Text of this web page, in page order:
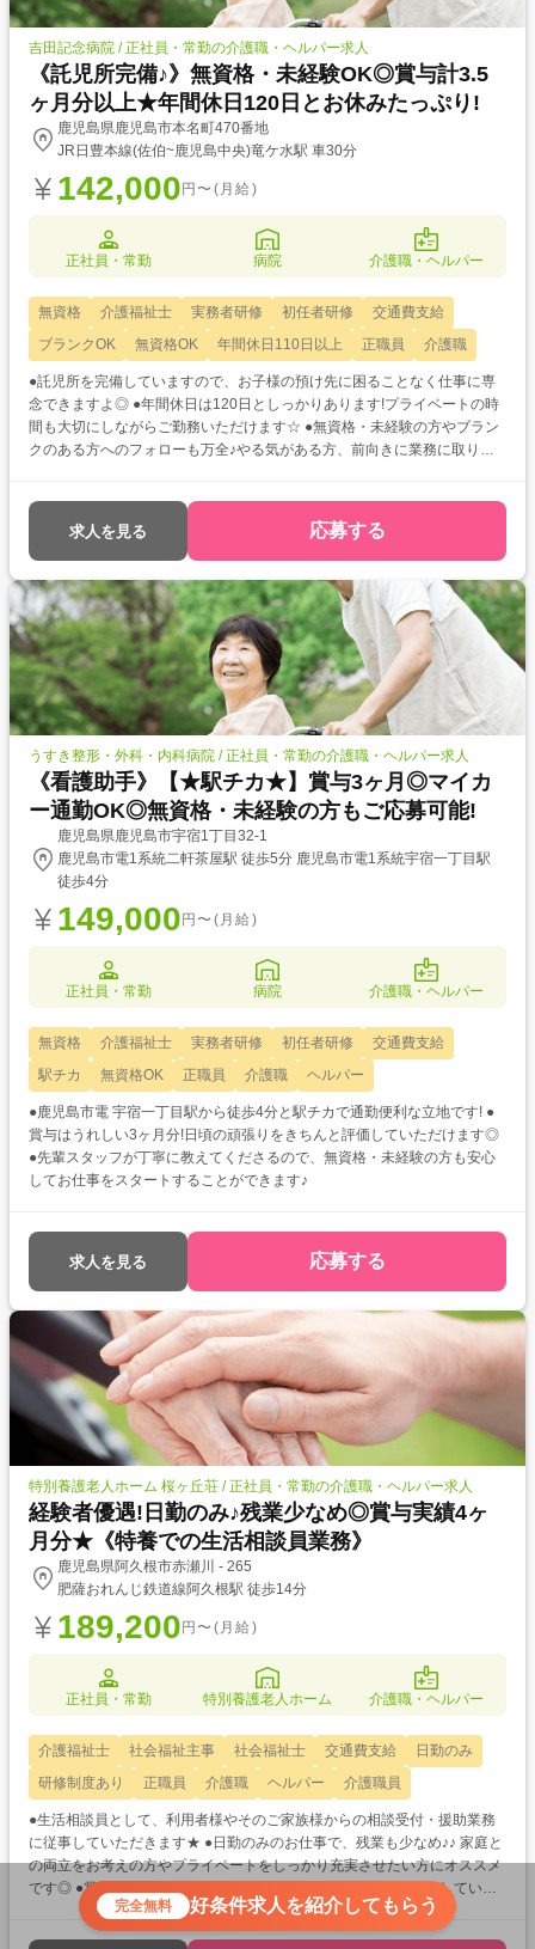
吉田記念病院 / 正社員・常勤の介護職・ヘルパー求人
《託児所完備♪》無資格・未経験OK◎賞与計3.5
ヶ月分以上★年間休日120日とお休みたっぷり!
鹿児島県鹿児島市本名町470番地
JR日豊本線(佐伯~鹿児島中央)竜ケ水駅 車30分
142,000 円〜(月給)
正社員・常勤 病院 介護職・ヘルパー
無資格 介護福祉士 実務者研修 初任者研修
交通費支給
ブランクOK
無資格OK 年間休日110日以上 正職員 介護職
●託児所を完備していますので、お子様の預け先に困ることなく仕事に専
念できますよ◎ ●年間休日は120日としっかりあります!プライベートの時
間も大切にしながらご勤務いただけます☆ ●無資格・未経験の方やブラン
クのある方へのフォローも万全♪やる気がある方、前向きに業務に取り組
求人を見る 応募する
うすき整形・外科・内科病院 / 正社員・常勤の介護職・ヘルパー求人
《看護助手》【★駅チカ★】賞与3ヶ月◎マイカ
ー通勤OK◎無資格・未経験の方もご応募可能!
鹿児島県鹿児島市宇宿1丁目32-1
鹿児島市電1系統二軒茶屋駅 徒歩5分 鹿児島市電1系統宇宿一丁目駅
徒歩4分
149,000 円〜(月給)
正社員・常勤 病院 介護職・ヘルパー
無資格 介護福祉士 実務者研修 初任者研修
交通費支給
駅チカ
無資格OK 正職員 介護職 ヘルパー
●鹿児島市電 宇宿一丁目駅から徒歩4分と駅チカで通勤便利な立地です! ●
賞与はうれしい3ヶ月分!日頃の頑張りをきちんと評価していただけます◎
●先輩スタッフが丁寧に教えてくださるので、無資格・未経験の方も安心
してお仕事をスタートすることができます♪
求人を見る 応募する
特別養護老人ホーム 桜ヶ丘荘 / 正社員・常勤の介護職・ヘルパー求人
経験者優遇!日勤のみ♪残業少なめ◎賞与実績4ヶ
月分★《特養での生活相談員業務》
鹿児島県阿久根市赤瀬川 - 265
肥薩おれんじ鉄道線阿久根駅 徒歩14分
189,200 円〜(月給)
正社員・常勤 特別養護老人ホーム 介護職・ヘルパー
介護福祉士 社会福祉主事 社会福祉士 交通費支給
日勤のみ
研修制度あり
正職員 介護職 ヘルパー 介護職員
●生活相談員として、利用者様やそのご家族様からの相談受付・援助業務
に従事していただきます★ ●日勤のみのお仕事で、残業も少なめ♪♪ 家庭と
の両立をお考えの方やプライベートをしっかり充実させたい方にオススメ
です◎ ●賞与実績は嬉しい4ヶ月分!日頃の頑張りをきちんと評価していた
だけるので働くモチベーションアップにも繋がりますね☆彡
完全無料 好条件求人を紹介してもらう